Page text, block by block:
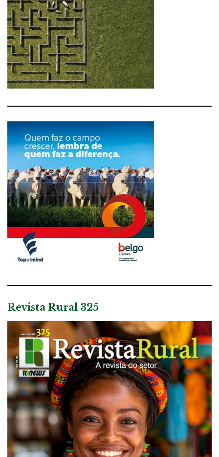
Revista Rural 325